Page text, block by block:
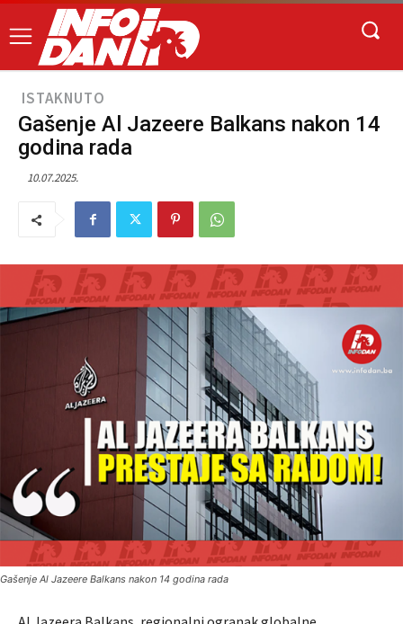
ISTAKNUTO
Gašenje Al Jazeere Balkans nakon 14
godina rada
10.07.2025.
Gašenje Al Jazeere Balkans nakon 14 godina rada